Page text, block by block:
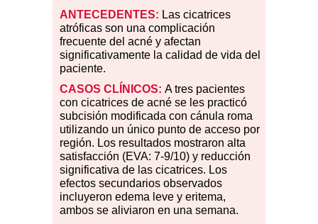
ANTECEDENTES: Las cicatrices
atróficas son una complicación
frecuente del acné y afectan
significativamente la calidad de vida del
paciente.
CASOS CLÍNICOS: A tres pacientes
con cicatrices de acné se les practicó
subcisión modificada con cánula roma
utilizando un único punto de acceso por
región. Los resultados mostraron alta
satisfacción (EVA: 7-9/10) y reducción
significativa de las cicatrices. Los
efectos secundarios observados
incluyeron edema leve y eritema,
ambos se aliviaron en una semana.